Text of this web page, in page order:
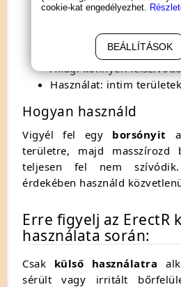
Kiszerelés: 15 ml
Fő összetevők:
acmella, taurin
Állag: könnyen
Használat: intim
Hogyan használd
Vigyél fel egy borsónyit
területre, majd masszírozd
teljesen fel nem
érdekében használd
Erre figyelj az ErectR
használata során:
Csak külső használatra
sérült vagy irritált
cookie-kat engedélyezhet.
BEÁLLÍTÁSOK